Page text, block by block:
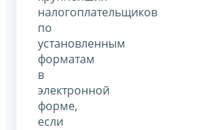
налогоплательщиков
по
установленным
форматам
в
электронной
форме,
если